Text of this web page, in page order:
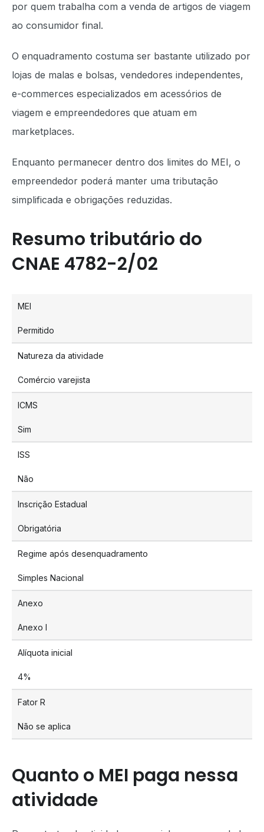
por quem trabalha com a venda de artigos de viagem
ao consumidor final.
O enquadramento costuma ser bastante utilizado por
lojas de malas e bolsas, vendedores independentes,
e-commerces especializados em acessórios de
viagem e empreendedores que atuam em
marketplaces.
Enquanto permanecer dentro dos limites do MEI, o
empreendedor poderá manter uma tributação
simplificada e obrigações reduzidas.
Resumo tributário do
CNAE 4782-2/02
MEI
Permitido
Natureza da atividade
Comércio varejista
ICMS
Sim
ISS
Não
Inscrição Estadual
Obrigatória
Regime após desenquadramento
Simples Nacional
Anexo
Anexo I
Alíquota inicial
4%
Fator R
Não se aplica
Quanto o MEI paga nessa
atividade